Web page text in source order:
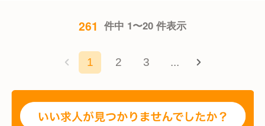
261 件中 1〜20 件表示
1 2 3 ...